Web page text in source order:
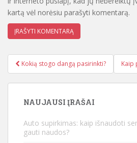
kartą vėl norėsiu parašyti komentarą.
Įrašo navigacija
Kokią stogo dangą pasirinkti? Kaip
NAUJAUSI ĮRAŠAI
Auto supirkimas: kaip išnaudoti
gauti naudos?